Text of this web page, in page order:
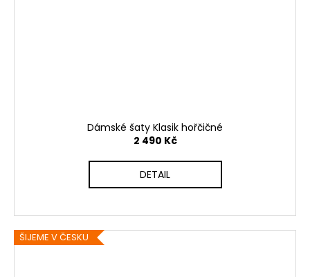
Dámské šaty Klasik hořčičné
2 490 Kč
DETAIL
ŠIJEME V ČESKU